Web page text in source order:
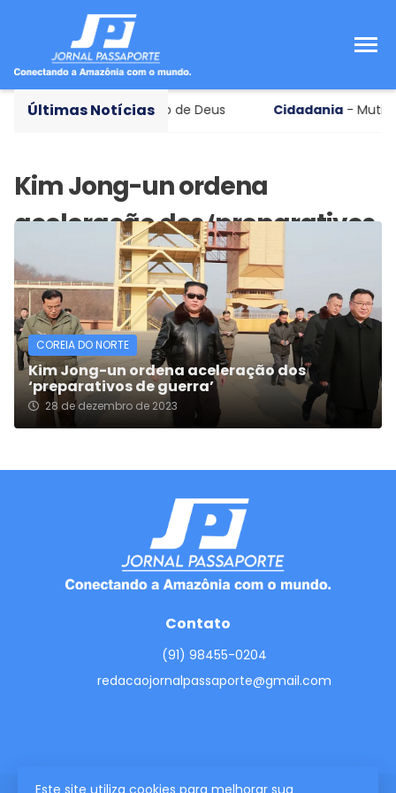
Últimas Notícias
à sombra do pico Dedo de Deus Cidadania- Mutirão
COREIA DO NORTE
Kim Jong-un ordena aceleração dos
‘preparativos de guerra’
28 de dezembro de 2023
Este site utiliza cookies para melhorar sua
Contato
(91) 98455-0204
redacaojornalpassaporte@gmail.com